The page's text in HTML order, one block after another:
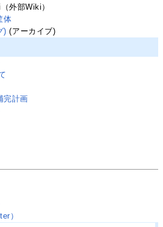
外部Wiki）
体
) (アーカイブ)
完計画
）